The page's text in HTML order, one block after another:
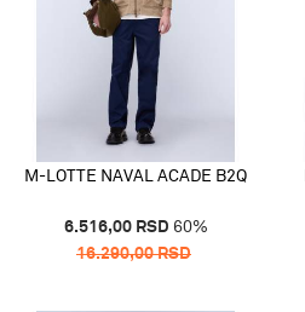
M-LOTTE NAVAL ACADE B2Q
6.516,00 RSD 60%
16.290,00RSD